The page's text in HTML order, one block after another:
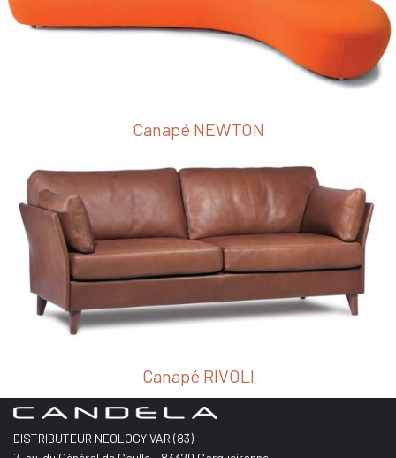
Canapé NEWTON
Canapé RIVOLI
DISTRIBUTEUR NEOLOGY VAR (83)